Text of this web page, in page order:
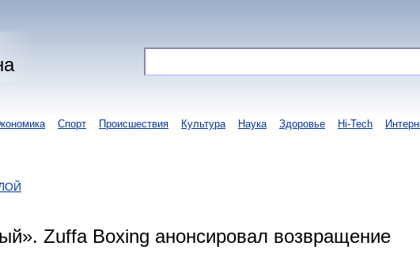
Спорт Происшествия Культура Наука Здоровье Hi-Tech
Zuffa Boxing анонсировал возвращение